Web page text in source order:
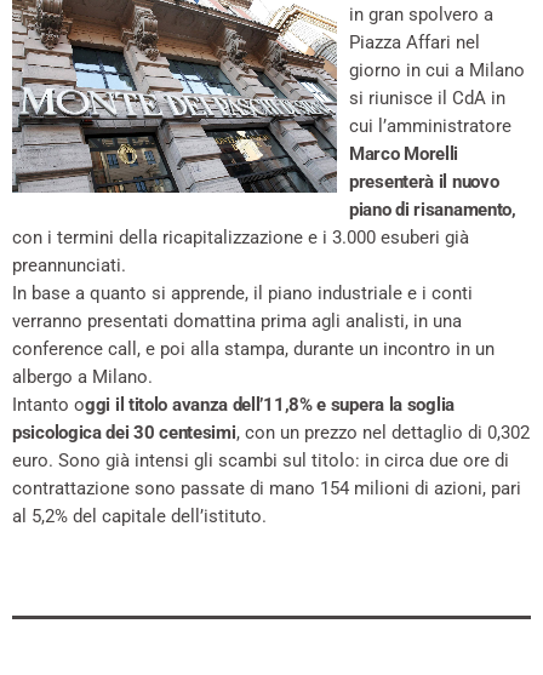
in gran spolvero a
Piazza Affari nel
giorno in cui a Milano
si riunisce il CdA in
cui l’amministratore
Marco Morelli
presenterà il nuovo
piano di risanamento,
con i termini della ricapitalizzazione e i 3.000 esuberi già
preannunciati.
In base a quanto si apprende, il piano industriale e i conti
verranno presentati domattina prima agli analisti, in una
conference call, e poi alla stampa, durante un incontro in un
albergo a Milano.
Intanto oggi il titolo avanza dell’11,8% e supera la soglia
psicologica dei 30 centesimi, con un prezzo nel dettaglio di 0,302
euro. Sono già intensi gli scambi sul titolo: in circa due ore di
contrattazione sono passate di mano 154 milioni di azioni, pari
al 5,2% del capitale dell’istituto.